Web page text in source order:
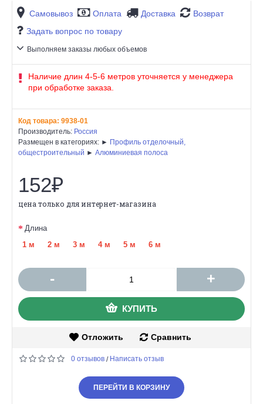
Самовывоз Оплата Доставка
Возврат
Задать вопрос по товару
Выполняем заказы любых объемов
Наличие длин 4-5-6 метров уточняется у менеджера
при обработке заказа.
Код товара: 9938-01
Производитель: Россия
Размещен в категориях: ► Профиль отделочный,
общестроительный ► Алюминиевая полоса
152₽
цена только для интернет-магазина
Длина
1 м
2 м 3 м 4 м 5 м 6 м
- +
КУПИТЬ
Отложить Сравнить
0 отзывов / Написать отзыв
ПЕРЕЙТИ В КОРЗИНУ